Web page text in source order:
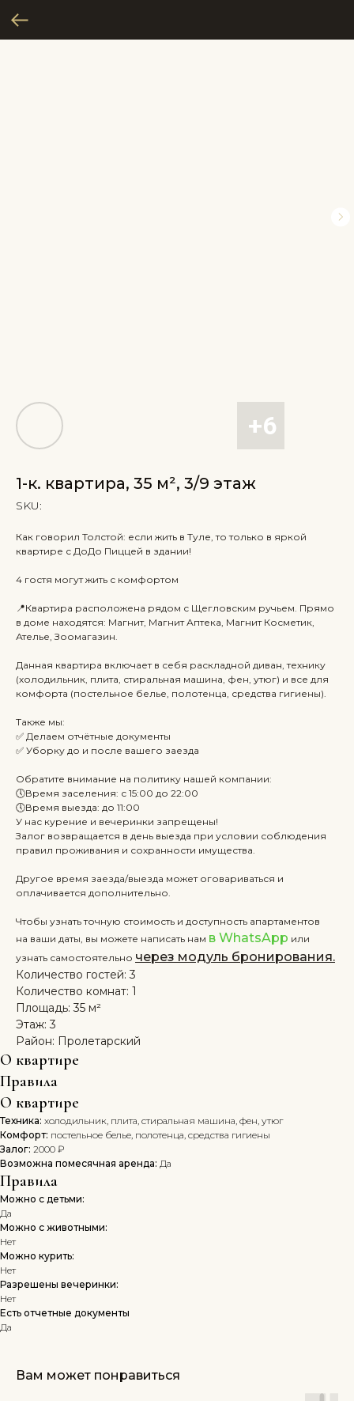
1-к. квартира, 35 м², 3/9 этаж
SKU:
Как говорил Толстой: если жить в Туле, то только в яркой
квартире с ДоДо Пиццей в здании!
4 гостя могут жить с комфортом
📍Квартира расположена рядом с Щегловским ручьем. Прямо
в доме находятся: Магнит, Магнит Аптека, Магнит Косметик,
Ателье, Зоомагазин.
Данная квартира включает в себя раскладной диван, технику
(холодильник, плита, стиральная машина, фен, утюг) и все для
комфорта (постельное белье, полотенца, средства гигиены).
Также мы:
✅ Делаем отчётные документы
✅ Уборку до и после вашего заезда
Обратите внимание на политику нашей компании:
🕔Время заселения: с 15:00 до 22:00
🕔Время выезда: до 11:00
У нас курение и вечеринки запрещены!
Залог возвращается в день выезда при условии соблюдения
правил проживания и сохранности имущества.
Другое время заезда/выезда может оговариваться и
оплачивается дополнительно.
Чтобы узнать точную стоимость и доступность апартаментов
на ваши даты, вы можете написать нам в WhatsApp или
узнать самостоятельно через модуль бронирования.
Количество гостей: 3
Количество комнат: 1
Площадь: 35 м²
Этаж: 3
Район: Пролетарский
О квартире
Правила
О квартире
Техника: холодильник, плита, стиральная машина, фен, утюг
Комфорт: постельное белье, полотенца, средства гигиены
Залог: 2000 ₽
Возможна помесячная аренда: Да
Правила
Можно с детьми:
Да
Можно с животными:
Нет
Можно курить:
Нет
Разрешены вечеринки:
Нет
Есть отчетные документы
Да
Вам может понравиться